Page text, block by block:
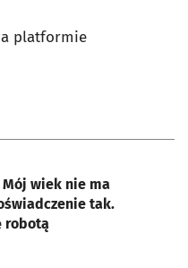
platformie
wiek nie ma
tak.
robotą